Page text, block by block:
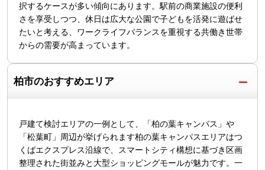
択するケースが多い傾向にあります。駅前の商業施設の便利
さを享受しつつ、休日は広大な公園で子どもを活発に遊ばせ
たいと考える、ワークライフバランスを重視する共働き世帯
からの需要が高まっています。
柏市のおすすめエリア
戸建て検討エリアの一例として、「柏の葉キャンパス」や
「松葉町」周辺が挙げられます柏の葉キャンパスエリアはつ
くばエクスプレス沿線で、スマートシティ構想に基づき区画
整理された街並みと大型ショッピングモールが魅力です。一